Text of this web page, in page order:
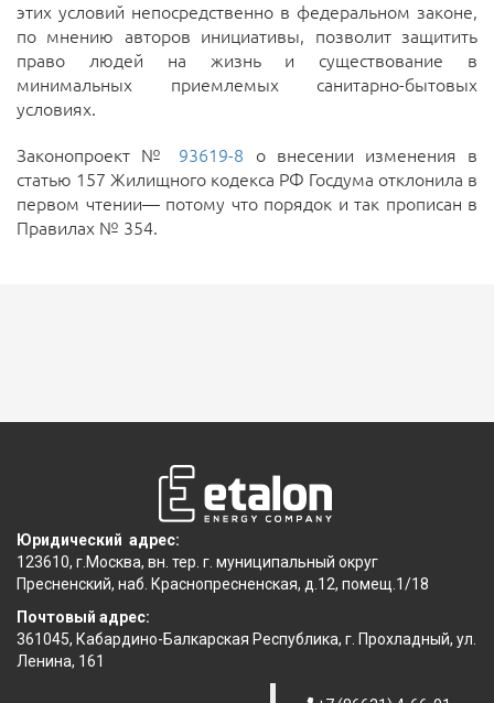
этих условий непосредственно в федеральном законе,
по мнению авторов инициативы, позволит защитить
право людей на жизнь и существование в
минимальных приемлемых санитарно-бытовых
условиях.
Законопроект № 93619-8 о внесении изменения в
статью 157 Жилищного кодекса РФ Госдума отклонила в
первом чтении— потому что порядок и так прописан в
Правилах № 354.
Юридический адрес:
123610, г.Москва, вн. тер. г. муниципальный округ
Пресненский, наб. Краснопресненская, д.12, помещ.1/18
Почтовый адрес:
361045, Кабардино-Балкарская Республика, г. Прохладный, ул.
Ленина, 161